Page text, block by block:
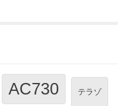
AC730 テラゾ